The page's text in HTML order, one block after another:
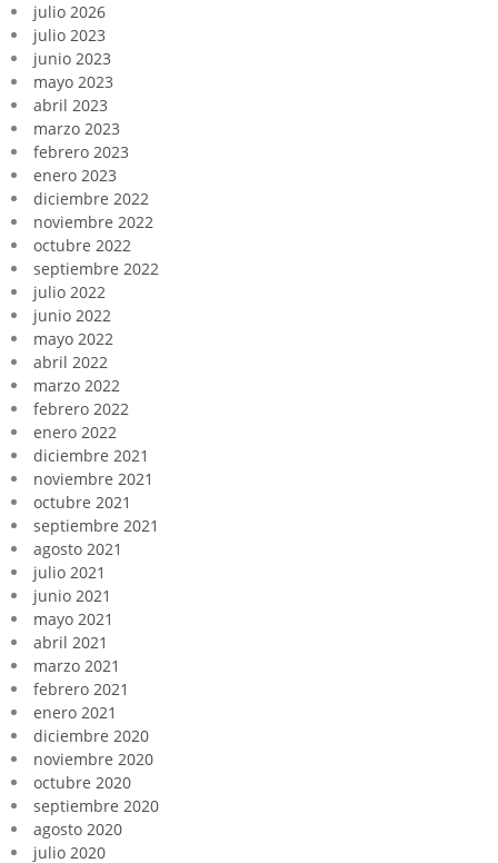
julio 2026
julio 2023
junio 2023
mayo 2023
abril 2023
marzo 2023
febrero 2023
enero 2023
diciembre 2022
noviembre 2022
octubre 2022
septiembre 2022
julio 2022
junio 2022
mayo 2022
abril 2022
marzo 2022
febrero 2022
enero 2022
diciembre 2021
noviembre 2021
octubre 2021
septiembre 2021
agosto 2021
julio 2021
junio 2021
mayo 2021
abril 2021
marzo 2021
febrero 2021
enero 2021
diciembre 2020
noviembre 2020
octubre 2020
septiembre 2020
agosto 2020
julio 2020